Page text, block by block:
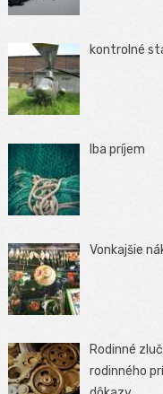
kontrolné
Iba príjem
Vonkajšie
Rodinné
rodinného